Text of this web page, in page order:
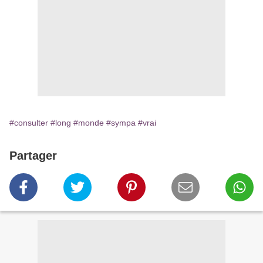
#consulter #long #monde #sympa #vrai
Partager